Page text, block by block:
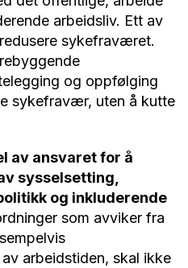
arbeidsliv. Ett av
sykefraværet.
og oppfølging
sykefravær, uten å kutte
av ansvaret for å
sysselsetting,
og inkluderende
som avviker fra
arbeidstiden, skal ikke